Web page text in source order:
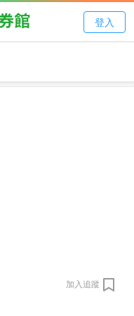
登入
加入追蹤